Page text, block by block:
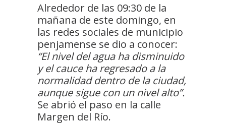
Alrededor de las 09:30 de la
mañana de este domingo, en
las redes sociales de municipio
penjamense se dio a conocer:
“El nivel del agua ha disminuido
y el cauce ha regresado a la
normalidad dentro de la ciudad,
aunque sigue con un nivel alto”.
Se abrió el paso en la calle
Margen del Río.